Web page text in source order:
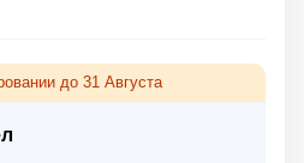
до 31 Августа